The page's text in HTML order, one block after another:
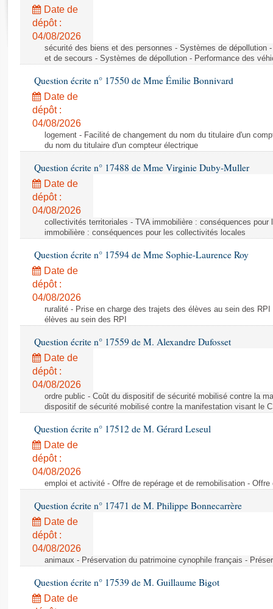
Rapports législatifs
Rapports sur l'application des lois
Baromètre de l’application des lois
Dossiers législatifs
Budget et sécurité sociale
Questions écrites et orales
Comptes rendus des débats
Date de
dépôt :
04/08/2026
sécurité des biens et des personnes - Systèmes de dépollution
et de secours - Systèmes de dépollution - Performance des
Question écrite n° 17550 de Mme Émilie Bonnivard
Date de
dépôt :
04/08/2026
logement - Facilité de changement du nom du titulaire d'un
du nom du titulaire d'un compteur électrique
Question écrite n° 17488 de Mme Virginie Duby-Muller
Date de
dépôt :
04/08/2026
collectivités territoriales - TVA immobilière : conséquences
immobilière : conséquences pour les collectivités locales
Question écrite n° 17594 de Mme Sophie-Laurence Roy
Date de
dépôt :
04/08/2026
ruralité - Prise en charge des trajets des élèves au sein des
élèves au sein des RPI
Question écrite n° 17559 de M. Alexandre Dufosset
Date de
dépôt :
04/08/2026
ordre public - Coût du dispositif de sécurité mobilisé contre la
dispositif de sécurité mobilisé contre la manifestation visant le
Question écrite n° 17512 de M. Gérard Leseul
Date de
dépôt :
04/08/2026
emploi et activité - Offre de repérage et de remobilisation -
Question écrite n° 17471 de M. Philippe Bonnecarrère
Date de
dépôt :
04/08/2026
animaux - Préservation du patrimoine cynophile français -
Question écrite n° 17539 de M. Guillaume Bigot
Date de